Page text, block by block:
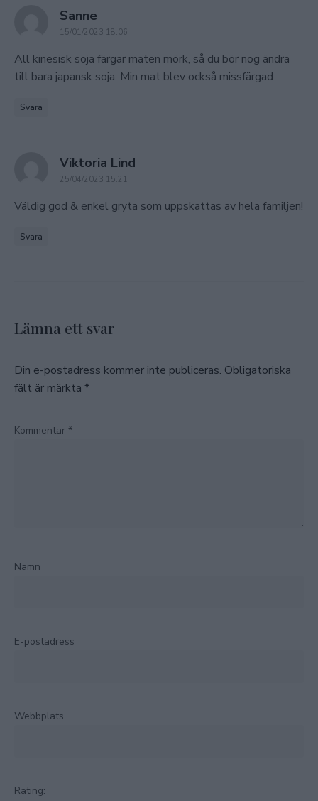
Sanne
15/01/2023 18:06
All kinesisk soja färgar maten mörk, så du bör nog ändra
till bara japansk soja. Min mat blev också missfärgad
Svara
Viktoria Lind
25/04/2023 15:21
Väldig god & enkel gryta som uppskattas av hela familjen!
Svara
Lämna ett svar
Din e-postadress kommer inte publiceras. Obligatoriska
fält är märkta *
Kommentar *
Namn
E-postadress
Webbplats
Rating: